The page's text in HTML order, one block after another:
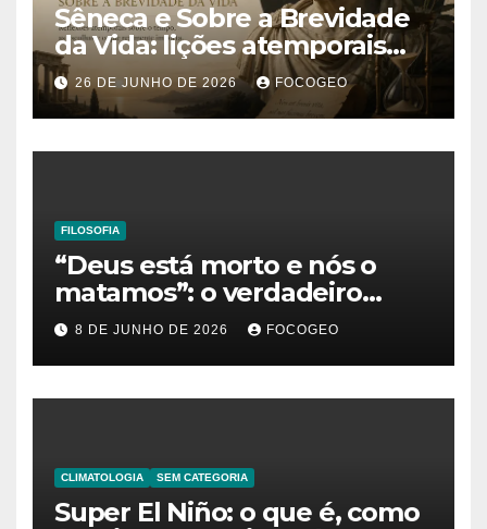
Sêneca e Sobre a Brevidade
da Vida: lições atemporais
sobre o tempo, a felicidade e
o verdadeiro sentido da
existência
26 DE JUNHO DE 2026 FOCOGEO
FILOSOFIA
“Deus está morto e nós o
matamos”: o verdadeiro
significado da frase de
Friedrich Nietzsche
8 DE JUNHO DE 2026 FOCOGEO
CLIMATOLOGIA SEM CATEGORIA
Super El Niño: o que é, como